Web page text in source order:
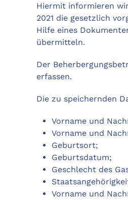
Hiermit informieren
2021 die gesetzlich
Hilfe eines
übermitteln.
Der
erfassen.
Die zu speichernden
Vorname und
Vorname und
Geburtsort;
Geburtsdatum;
Geschlecht des
Vorname und